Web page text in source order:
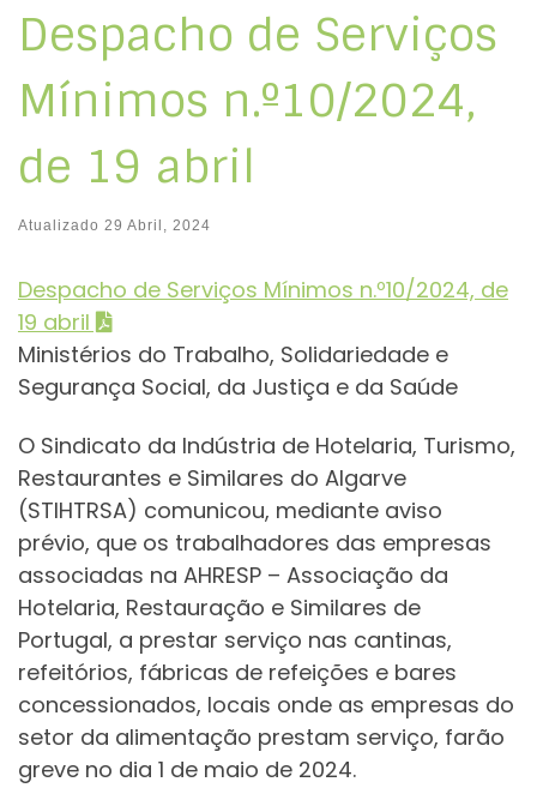
Despacho de Serviços
Mínimos n.º10/2024,
de 19 abril
Atualizado 29 Abril, 2024
Despacho de Serviços Mínimos n.º10/2024, de
19 abril
Ministérios do Trabalho, Solidariedade e
Segurança Social, da Justiça e da Saúde
O Sindicato da Indústria de Hotelaria, Turismo,
Restaurantes e Similares do Algarve
(STIHTRSA) comunicou, mediante aviso
prévio, que os trabalhadores das empresas
associadas na AHRESP – Associação da
Hotelaria, Restauração e Similares de
Portugal, a prestar serviço nas cantinas,
refeitórios, fábricas de refeições e bares
concessionados, locais onde as empresas do
setor da alimentação prestam serviço, farão
greve no dia 1 de maio de 2024.